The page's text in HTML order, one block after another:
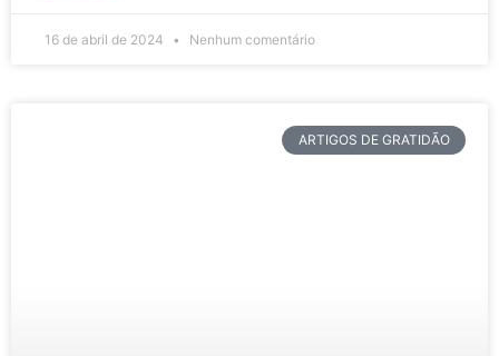
16 de abril de 2024 Nenhum comentário
ARTIGOS DE GRATIDÃO